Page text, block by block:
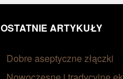
OSTATNIE ARTYKUŁY
Dobre aseptyczne złączki